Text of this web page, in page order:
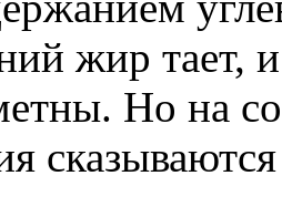
жир тает,
Но на